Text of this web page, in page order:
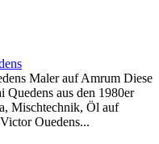
Maler auf Amrum Diese
aus den 1980er
Mischtechnik, Öl auf
Ouedens...